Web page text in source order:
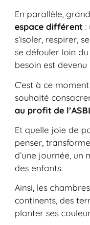
En parallèle,
espace différent :
s’isoler, respirer,
se défouler loin
besoin est devenu
C’est à ce moment
souhaité
au profit de
Et quelle joie de
penser,
d’une journée,
des enfants.
Ainsi, les
continents, des
planter ses